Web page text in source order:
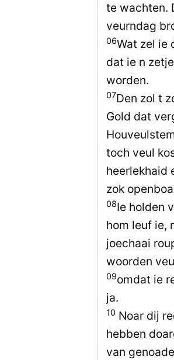
te wachten.
veurndag
06Wat zel ie
dat ie n
worden.
07Den zol t
Gold dat
toch veul
heerlekhaid
zok
08Ie holden
hom leuf ie,
joechaai
woorden
09omdat ie
ja.
10 Noar dij
hebben
van